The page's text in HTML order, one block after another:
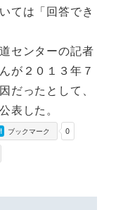
ては「回答でき
センターの記者
が２０１３年７
だったとして、
表した。
0
ブックマーク